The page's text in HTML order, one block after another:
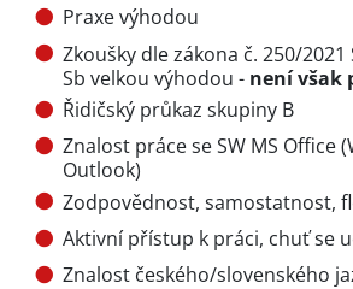
Praxe výhodou
Zkoušky dle zákona č. 250/2021
Sb velkou výhodou - není však
Řidičský průkaz skupiny B
Znalost práce se SW MS Office
Outlook)
Zodpovědnost, samostatnost,
Aktivní přístup k práci, chuť se
Znalost českého/slovenského